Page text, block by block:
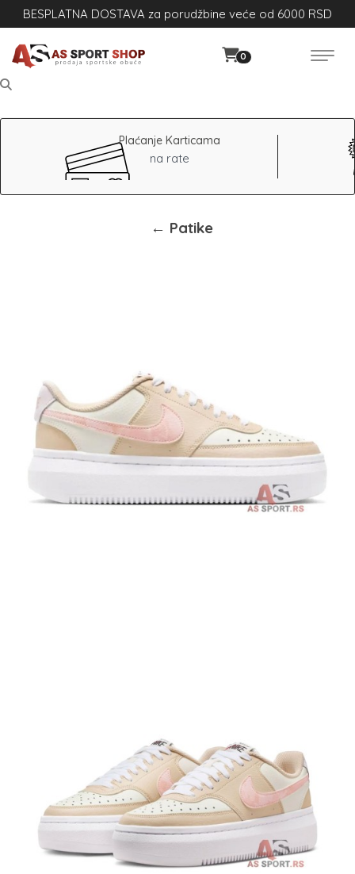
BESPLATNA DOSTAVA za porudžbine veće od 6000 RSD
0
Plaćanje Karticama
na rate
← Patike